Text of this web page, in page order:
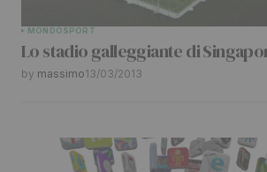
Submit Comment
MONDOSPORT
Lo stadio galleggiante di
by massimo13/03/2013